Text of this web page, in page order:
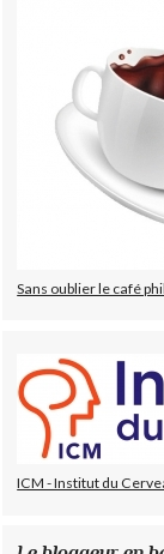
Sans oublier le café
ICM - Institut du